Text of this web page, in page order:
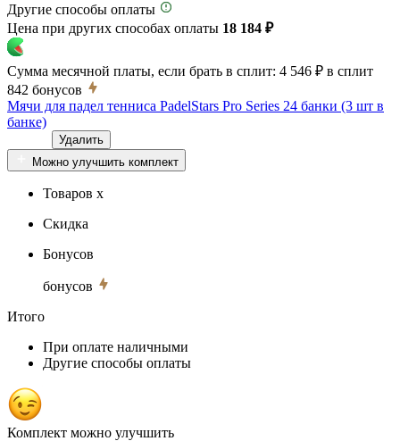
Другие способы оплаты
Цена при других способах оплаты 18 184 ₽
Сумма месячной платы, если брать в сплит: 4 546 ₽ в сплит
842 бонусов
Мячи для падел тенниса PadelStars Pro Series 24 банки (3 шт в
банке)
Удалить
Можно улучшить комплект
Товаров x
Скидка
Бонусов
бонусов
Итого
При оплате наличными
Другие способы оплаты
Комплект можно улучшить